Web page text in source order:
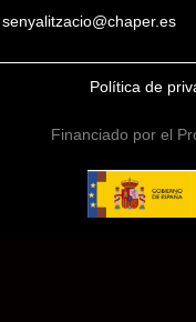
Política de
Financiado por el